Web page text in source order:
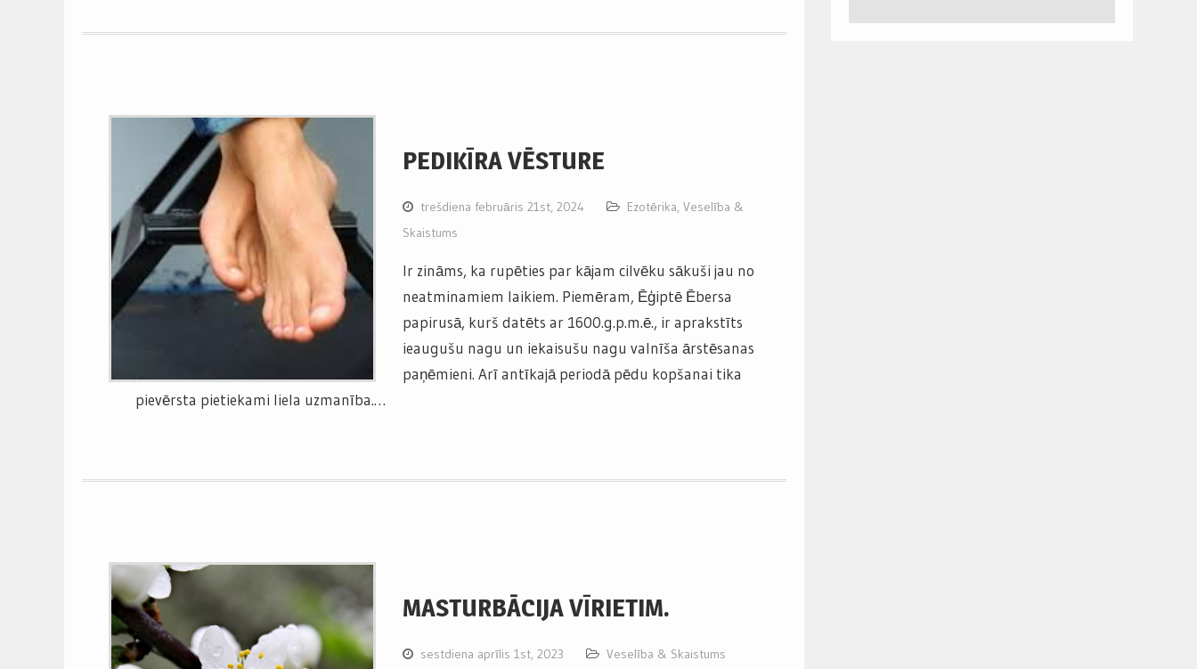
PEDIKĪRA VĒSTURE
trešdiena februāris 21st, 2024 Ezotērika, Veselība &
Skaistums
Ir zināms, ka rupēties par kājam cilvēku sākuši jau no
neatminamiem laikiem. Piemēram, Ēģiptē Ēbersa
papirusā, kurš datēts ar 1600.g.p.m.ē., ir aprakstīts
ieaugušu nagu un iekaisušu nagu valnīša ārstēsanas
paņēmieni. Arī antīkajā periodā pēdu kopšanai tika
pievērsta pietiekami liela uzmanība.…
MASTURBĀCIJA VĪRIETIM.
sestdiena aprīlis 1st, 2023 Veselība & Skaistums